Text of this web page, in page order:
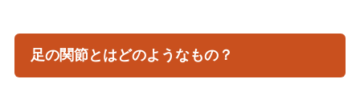
足の関節とはどのようなもの？